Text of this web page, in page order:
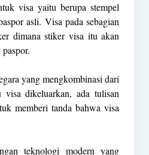
visa yaitu berupa stempel
asli. Visa pada sebagian
dimana stiker visa itu akan
yang mengkombinasi dari
visa dikeluarkan, ada tulisan
memberi tanda bahwa visa
teknologi modern yang